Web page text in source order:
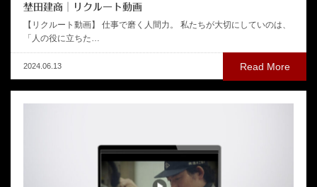
埜田建商│リクルート動画
【リクルート動画】 仕事で磨く人間力。 私たちが大切にしていのは、
「人の役に立ちた…
Read More
2024.06.13